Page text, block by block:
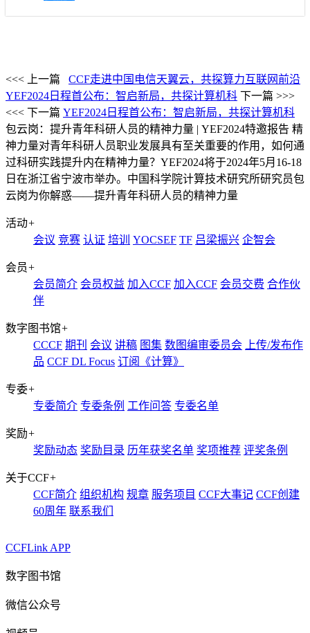
<<< 上一篇
CCF走进中国电信天翼云，共探算力互联网前沿
YEF2024日程首公布：智启新局，共探计算机科 下一篇 >>>
<<< 下一篇 YEF2024日程首公布：智启新局，共探计算机科
包云岗：提升青年科研人员的精神力量 | YEF2024特邀报告 精
神力量对青年科研人员职业发展具有至关重要的作用，如何通
过科研实践提升内在精神力量？YEF2024将于2024年5月16-18
日在浙江省宁波市举办。中国科学院计算技术研究所研究员包
云岗为你解惑——提升青年科研人员的精神力量
活动+
会议 竞赛 认证 培训 YOCSEF TF 吕梁振兴 企智会
会员+
会员简介 会员权益 加入CCF 加入CCF 会员交费 合作伙
伴
数字图书馆+
CCCF 期刊 会议 讲稿 图集 数图编审委员会
上传/发布作
品 CCF DL Focus 订阅《计算》
专委+
专委简介 专委条例 工作问答 专委名单
奖励+
奖励动态 奖励目录 历年获奖名单 奖项推荐 评奖条例
关于CCF+
CCF简介 组织机构 规章 服务项目 CCF大事记 CCF创建
60周年 联系我们
CCFLink APP
数字图书馆
微信公众号